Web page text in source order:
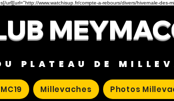
www.watchisup.fr/compte-a-rebours/divers/hivernale-des-
PLATEAU DE
Millevaches Photos